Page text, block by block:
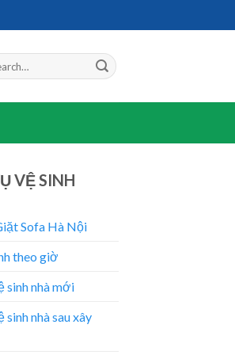
VỆ SINH
Sofa Hà Nội
theo giờ
sinh nhà mới
sinh nhà sau xây